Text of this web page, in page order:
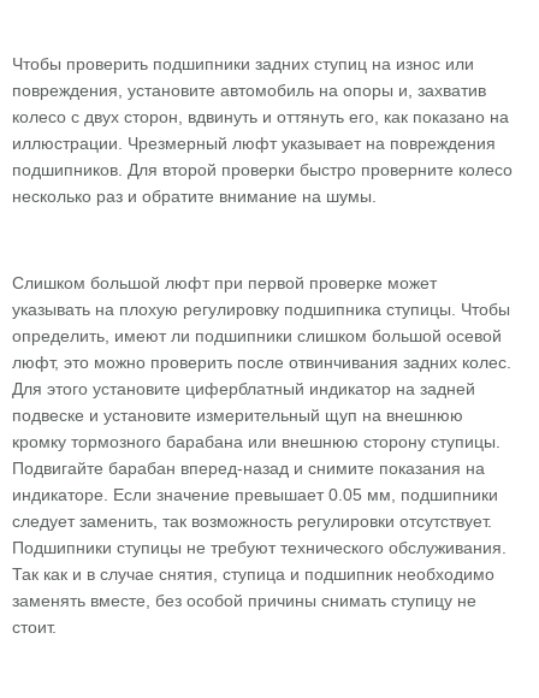
Чтобы проверить подшипники задних ступиц на износ или
повреждения, установите автомобиль на опоры и, захватив
колесо с двух сторон, вдвинуть и оттянуть его, как показано на
иллюстрации. Чрезмерный люфт указывает на повреждения
подшипников. Для второй проверки быстро проверните колесо
несколько раз и обратите внимание на шумы.
Слишком большой люфт при первой проверке может
указывать на плохую регулировку подшипника ступицы. Чтобы
определить, имеют ли подшипники слишком большой осевой
люфт, это можно проверить после отвинчивания задних колес.
Для этого установите циферблатный индикатор на задней
подвеске и установите измерительный щуп на внешнюю
кромку тормозного барабана или внешнюю сторону ступицы.
Подвигайте барабан вперед-назад и снимите показания на
индикаторе. Если значение превышает 0.05 мм, подшипники
следует заменить, так возможность регулировки отсутствует.
Подшипники ступицы не требуют технического обслуживания.
Так как и в случае снятия, ступица и подшипник необходимо
заменять вместе, без особой причины снимать ступицу не
стоит.